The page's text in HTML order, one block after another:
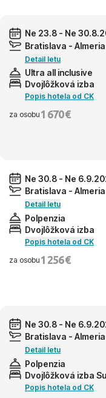
Ne 23.8 - Ne
Bratislava - Almeria
Detail letu
Ultra all inclusive
Dvojlôžková izba
Popis hotela od CK
za osobu 1 670 €
Ne 30.8 - Ne
Bratislava - Almeria
Detail letu
Polpenzia
Dvojlôžková izba
Popis hotela od CK
za osobu 1 256 €
Ne 30.8 - Ne
Bratislava - Almeria
Detail letu
Polpenzia
Dvojlôžková izba
Popis hotela od CK